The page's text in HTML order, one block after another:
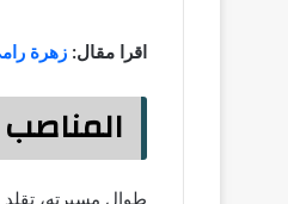
اقرا مقال: زهرة
طوال مسيرته،